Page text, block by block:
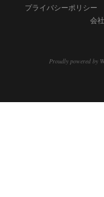
プライバシーポリシー
会
Proudly powered by